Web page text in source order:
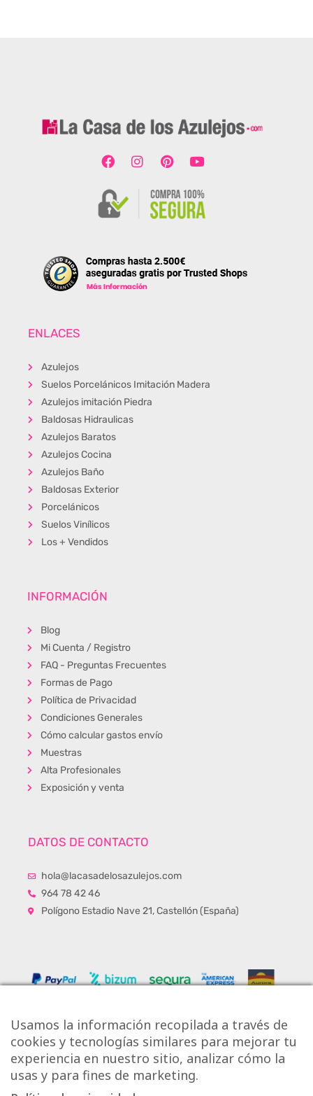
ENLACES
Azulejos
Suelos Porcelánicos Imitación Madera
Azulejos imitación Piedra
Baldosas Hidraulicas
Azulejos Baratos
Azulejos Cocina
Azulejos Baño
Baldosas Exterior
Porcelánicos
Suelos Vinílicos
Los + Vendidos
INFORMACIÓN
Blog
Mi Cuenta / Registro
FAQ - Preguntas Frecuentes
Formas de Pago
Política de Privacidad
Condiciones Generales
Cómo calcular gastos envío
Muestras
Alta Profesionales
Exposición y venta
DATOS DE CONTACTO
hola@lacasadelosazulejos.com
964 78 42 46
Polígono Estadio Nave 21, Castellón (España)
Usamos la información recopilada a través de
cookies y tecnologías similares para mejorar tu
experiencia en nuestro sitio, analizar cómo la
usas y para fines de marketing.